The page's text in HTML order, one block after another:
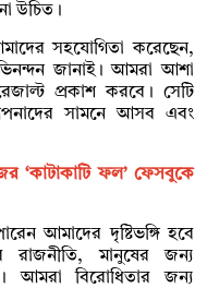
উচিত।
সহযোগিতা করেছেন,
জানাই। আমরা আশা
প্রকাশ করবে। সেটি
সামনে আসব এবং
‘কাটাকাটি ফল’ ফেসবুকে
আমাদের দৃষ্টিভঙ্গি হবে
রাজনীতি, মানুষের জন্য
আমরা বিরোধিতার জন্য